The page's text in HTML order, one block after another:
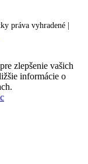
práva vyhradené |
zlepšenie vašich
informácie o